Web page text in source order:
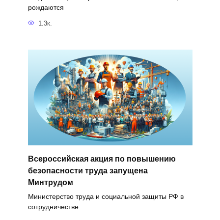
рождаются
1.3к.
Всероссийская акция по повышению
безопасности труда запущена
Минтрудом
Министерство труда и социальной защиты РФ в
сотрудничестве